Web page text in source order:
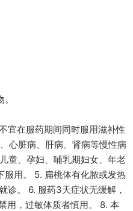
宜在服药期间同时服用滋补性
心脏病、肝病、肾病等慢性病
童、孕妇、哺乳期妇女、年老
服用。 5. 扁桃体有化脓或发热
。 6. 服药3天症状无缓解，
用，过敏体质者慎用。 8. 本